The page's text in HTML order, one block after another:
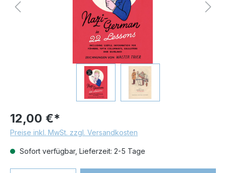
12,00 €*
Preise inkl. MwSt. zzgl. Versandkosten
Sofort verfügbar, Lieferzeit: 2-5 Tage